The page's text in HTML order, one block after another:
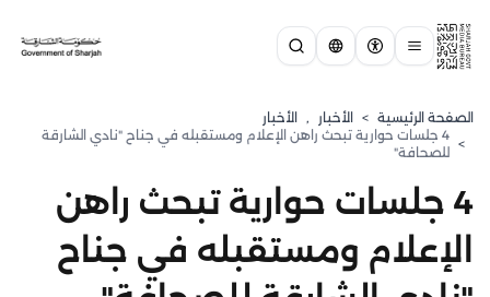
الصفحة الرئيسية > الأخبار , الأخبار
>
4 جلسات حوارية تبحث راهن الإعلام ومستقبله في جناح "نادي الشارقة
للصحافة"
4 جلسات حوارية تبحث راهن
الإعلام ومستقبله في جناح